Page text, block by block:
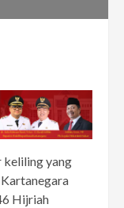
keliling yang
Hijriah